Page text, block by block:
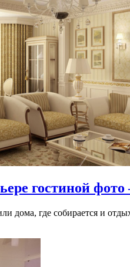
гостиной
дома, где собирается и